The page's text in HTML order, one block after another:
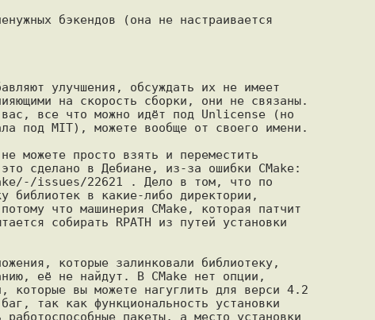
бэкендов (она не настраивается
улучшения, обсуждать их не имеет
на скорость сборки, они не связаны.
все что можно идёт под Unlicense (но
под MIT), можете вообще от своего имени.
можете просто взять и переместить
сделано в Дебиане, из-за ошибки CMake:
issues/22621 . Дело в том, что по
библиотек в какие-либо директории,
что машинерия CMake, которая патчит
собирать RPATH из путей установки
которые залинковали библиотеку,
её не найдут. В CMake нет опции,
которые вы можете нагуглить для верси 4.2
так как функциональность установки
работоспособные пакеты, а место установки